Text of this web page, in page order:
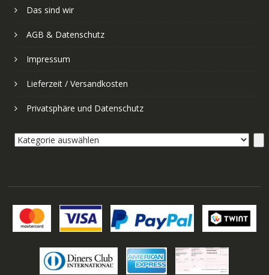
Das sind wir
AGB & Datenschutz
Impressum
Lieferzeit / Versandkosten
Privatsphäre und Datenschutz
Kategorie